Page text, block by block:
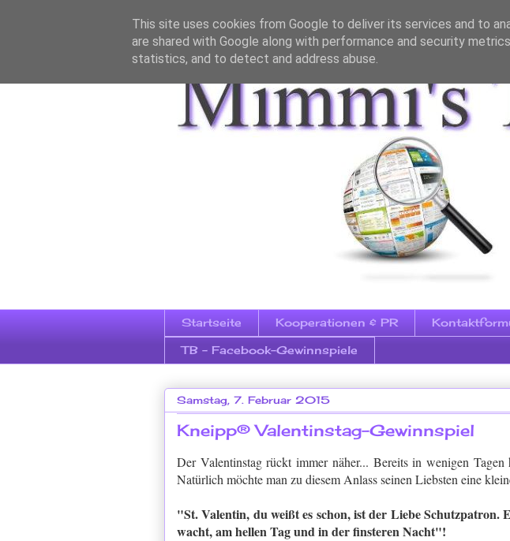
Startseite Kooperationen & PR
TB - Facebook-Gewinnspiele
Samstag, 7. Februar 2015
Kneipp® Valentinstag-Gewinnspiel
Der Valentinstag rückt immer näher... Bereits in wenigen
Natürlich möchte man zu diesem Anlass seinen Liebsten eine
"St. Valentin, du weißt es schon, ist der Liebe Schutzpatron.
wacht, am hellen Tag und in der finsteren Nacht"!
This site uses cookies from Google to deliver its services and to
are shared with Google along with performance and security
statistics, and to detect and address abuse.